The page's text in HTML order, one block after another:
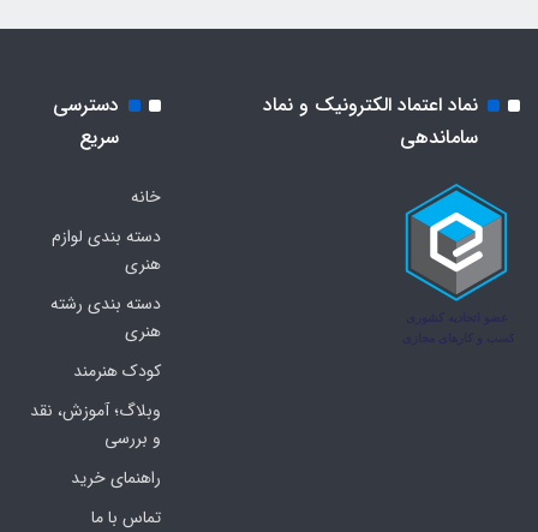
نماد اعتماد الکترونیک و نماد
ساماندهی
دسترسی
سریع
خانه
دسته بندی لوازم
هنری
دسته بندی رشته
هنری
کودک هنرمند
وبلاگ؛ آموزش، نقد
و بررسی
راهنمای خرید
تماس با ما